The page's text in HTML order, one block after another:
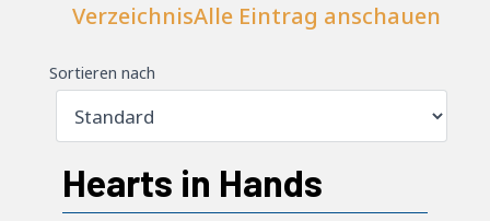
VerzeichnisAlle Eintrag anschauen
Sortieren nach
Hearts in Hands